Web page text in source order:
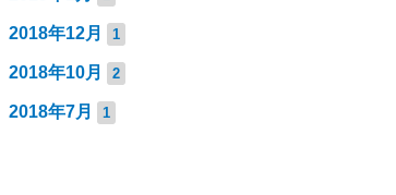
2018年12月 1
2018年10月 2
2018年7月 1